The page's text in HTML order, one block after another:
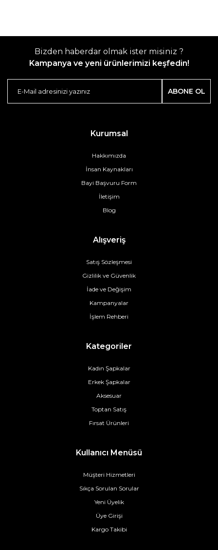
Bizden haberdar olmak ister misiniz ?
Kampanya ve yeni ürünlerimizi keşfedin!
ABONE OL
Kurumsal
Hakkımızda
İnsan Kaynakları
Bayi Başvuru Form
İletişim
Blog
Alışveriş
Satış Sözleşmesi
Gizlilik ve Güvenlik
İade ve Değişim
Kampanyalar
İşlem Rehberi
Kategoriler
Kadın Şapkalar
Erkek Şapkalar
Aksesuar
Toptan Satış
Fırsat Ürünleri
Kullanıcı Menüsü
Müşteri Hizmetleri
Sıkça Sorulan Sorular
Yeni Üyelik
Üye Girişi
Kargo Takibi